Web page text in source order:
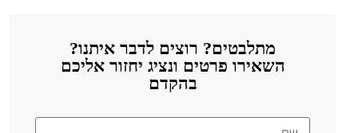
מתלבטים? רוצים לדבר איתנו?
השאירו פרטים ונציג יחזור אליכם
בהקדם